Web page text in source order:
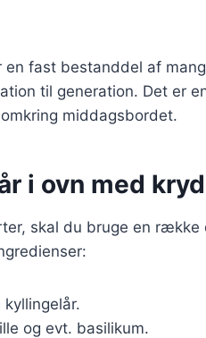
fast bestanddel af
til generation. Det er
middagsbordet.
i ovn med
skal du bruge en række
og evt. basilikum.